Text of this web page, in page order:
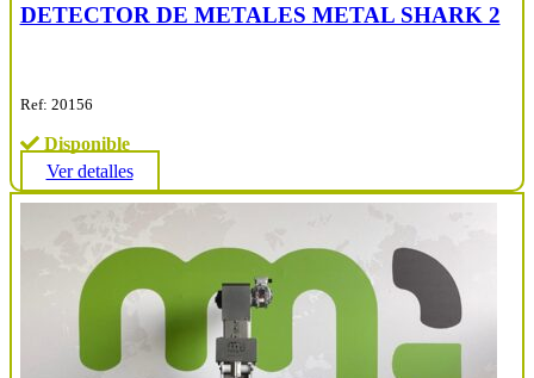
DETECTOR DE METALES METAL SHARK 2
Ref: 20156
Disponible
Ver detalles